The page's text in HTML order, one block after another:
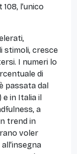
l’unico
stimoli, cresce
I numeri lo
di
passata dal
e in Italia il
a
trend in
voler